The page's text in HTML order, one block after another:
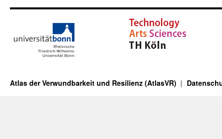
Atlas der Verwundbarkeit und Resilienz (AtlasVR)